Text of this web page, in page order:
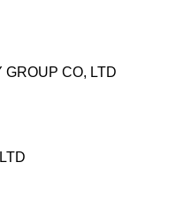
GROUP CO, LTD